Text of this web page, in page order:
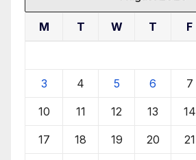
M T W T F
3 4 5 6 7
10 11 12 13 14
17 18 19 20 21